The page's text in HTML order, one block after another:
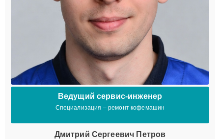
Ведущий сервис-инженер
Специализация – ремонт кофемашин
Дмитрий Сергеевич Петров